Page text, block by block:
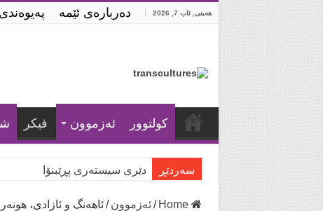
هەینی, ئاب 7, 2026 ده‌رباره‌ی ئێمه‌ په‌یوه‌ندی
كولتوور ئه‌زموون فیكر
سه‌ردێڕ دێری سیستەری پڕێبنۆا
Home
/ ئه‌زموون / ئاهەنگ و ئازادی،